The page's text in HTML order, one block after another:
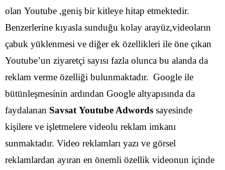
olan Youtube ,geniş bir kitleye hitap etmektedir.
Benzerlerine kıyasla sunduğu kolay arayüz,videoların
çabuk yüklenmesi ve diğer ek özellikleri ile öne çıkan
Youtube’un ziyaretçi sayısı fazla olunca bu alanda da
reklam verme özelliği bulunmaktadır. Google ile
bütünleşmesinin ardından Google altyapısında da
faydalanan Savsat Youtube Adwords sayesinde
kişilere ve işletmelere videolu reklam imkanı
sunmaktadır. Video reklamları yazı ve görsel
reklamlardan ayıran en önemli özellik videonun içinde